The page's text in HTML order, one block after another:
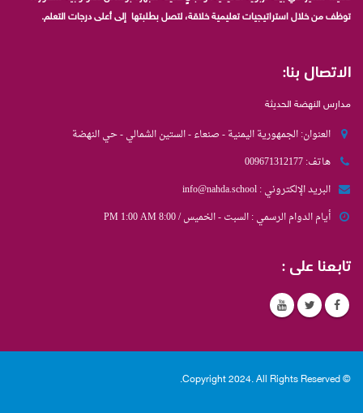
توظف من خلال استراتيجيات تعليمية خلاقة، لتصل بطلبتها إلى أعلى درجات التعلم.
الاتصال بنا:
مدارس النهضة الحديثة
العنوان:الجمهورية اليمنية - صنعاء - الستين الشمالي - حي النهضة
هاتف:009671312177
البريد الإلكتروني :info@nahda.school
أيام الدوام الرسمي :السبت - الخميس / 8:00 PM 1:00 AM
تابعنا على :
© Copyright 2024. All Rights Reserved.